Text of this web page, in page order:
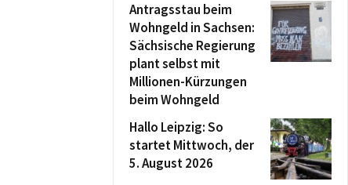
Antragsstau beim
Wohngeld in Sachsen:
Sächsische Regierung
plant selbst mit
Millionen-Kürzungen
beim Wohngeld
Hallo Leipzig: So
startet Mittwoch, der
5. August 2026